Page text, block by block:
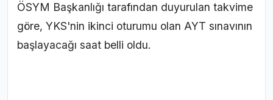
ÖSYM Başkanlığı tarafından duyurulan takvime
göre, YKS'nin ikinci oturumu olan AYT sınavının
başlayacağı saat belli oldu.